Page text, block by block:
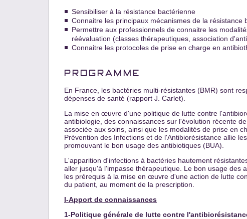
Sensibiliser à la résistance bactérienne
Connaitre les principaux mécanismes de la résistance
Permettre aux professionnels de connaitre les
réévaluation (classes thérapeutiques, association
Connaitre les protocoles de prise en charge en
PROGRAMME
En France, les bactéries multi-résistantes (BMR) sont
dépenses de santé (rapport J. Carlet).
La mise en œuvre d'une politique de lutte contre
antibiologie, des connaissances sur l'évolution récente
associée aux soins, ainsi que les modalités de prise en
Prévention des Infections et de l'Antibiorésistance allie
promouvant le bon usage des antibiotiques (BUA).
L'apparition d'infections à bactéries hautement
aller jusqu'à l'impasse thérapeutique. Le bon usage des
les prérequis à la mise en œuvre d'une action de lutte
du patient, au moment de la prescription.
I-Apport de connaissances
1-Politique générale de lutte contre